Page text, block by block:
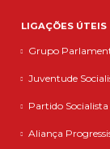
LIGAÇÕES ÚTEIS
Grupo
Juventude
Partido
Aliança